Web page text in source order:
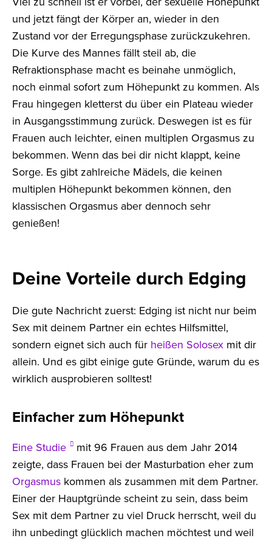
und jetzt fängt der Körper an, wieder in den
Zustand vor der Erregungsphase zurückzukehren.
Die Kurve des Mannes fällt steil ab, die
Refraktionsphase macht es beinahe unmöglich,
noch einmal sofort zum Höhepunkt zu kommen. Als
Frau hingegen kletterst du über ein Plateau wieder
in Ausgangsstimmung zurück. Deswegen ist es für
Frauen auch leichter, einen multiplen Orgasmus zu
bekommen. Wenn das bei dir nicht klappt, keine
Sorge. Es gibt zahlreiche Mädels, die keinen
multiplen Höhepunkt bekommen können, den
klassischen Orgasmus aber dennoch sehr
genießen!
Deine Vorteile durch Edging
Die gute Nachricht zuerst: Edging ist nicht nur beim
Sex mit deinem Partner ein echtes Hilfsmittel,
sondern eignet sich auch für heißen Solosex mit dir
allein. Und es gibt einige gute Gründe, warum du es
wirklich ausprobieren solltest!
Einfacher zum Höhepunkt
Eine Studie
mit 96 Frauen aus dem Jahr 2014
zeigte, dass Frauen bei der Masturbation eher zum
Orgasmus kommen als zusammen mit dem Partner.
Einer der Hauptgründe scheint zu sein, dass beim
Sex mit dem Partner zu viel Druck herrscht, weil du
ihn unbedingt glücklich machen möchtest und weil